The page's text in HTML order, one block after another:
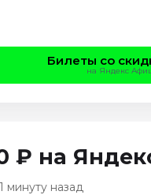
Билеты со
на Яндекс
₽ на
минуту назад